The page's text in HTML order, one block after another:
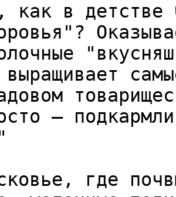
как в детстве
выращивает
—
где